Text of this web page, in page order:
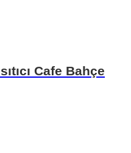
Cafe Bahçe